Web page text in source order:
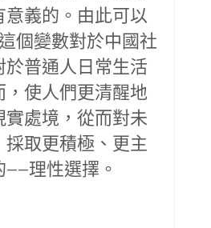
義的。由此可以
個變數對於中國社
於普通人日常生活
，使人們更清醒地
實處境，從而對未
採取更積極、更主
理性選擇。